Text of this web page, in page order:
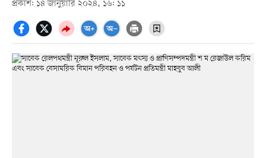
প্রকাশ: ১৪ জানুয়ারি ২০২৪, ১৬: ১১